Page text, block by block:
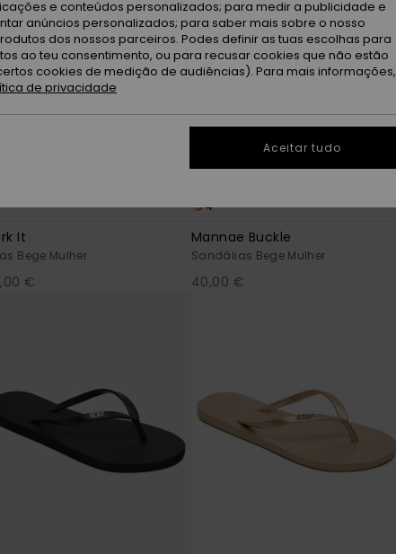
It
Bege Mulher
€
4
Mannae Buckle
Sandálias Bege Mulher
40,00 €
e conteúdos personalizados; para medir a publicidade e
anúncios personalizados; para saber mais sobre o nosso
dos nossos parceiros. Podes definir as tuas escolhas para
ao teu consentimento, ou para recusar cookies que não estão
cookies de medição de audiências). Para mais informações,
de privacidade
Aceitar tudo